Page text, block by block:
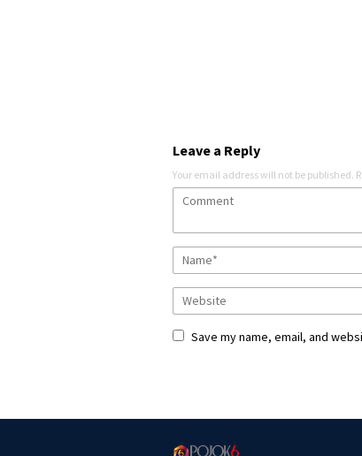
Leave a Reply
Your email address will not be published.
Save my name, email, and